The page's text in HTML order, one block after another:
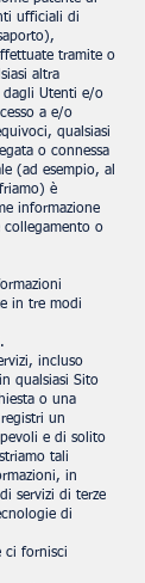
ufficiali di
tramite o
altra
dagli Utenti e/o
a e/o
qualsiasi
o connessa
(ad esempio, al
è
informazione
collegamento o
in tre modi
incluso
qualsiasi Sito
o una
un
e di solito
tali
in
servizi di terze
di
ci fornisci